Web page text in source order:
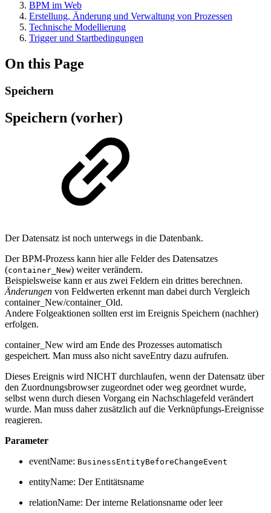
BPM im Web
Erstellung, Änderung und Verwaltung von Prozessen
Technische Modellierung
Trigger und Startbedingungen
On this Page
Speichern
Speichern (vorher)
Der Datensatz ist noch unterwegs in die Datenbank.
Der BPM-Prozess kann hier alle Felder des Datensatzes
(container_New) weiter verändern.
Beispielsweise kann er aus zwei Feldern ein drittes berechnen.
Änderungen von Feldwerten erkennt man dabei durch Vergleich
container_New/container_Old.
Andere Folgeaktionen sollten erst im Ereignis Speichern (nachher)
erfolgen.
container_New wird am Ende des Prozesses automatisch
gespeichert. Man muss also nicht saveEntry dazu aufrufen.
Dieses Ereignis wird NICHT durchlaufen, wenn der Datensatz über
den Zuordnungsbrowser zugeordnet oder weg geordnet wurde,
selbst wenn durch diesen Vorgang ein Nachschlagefeld verändert
wurde. Man muss daher zusätzlich auf die Verknüpfungs-Ereignisse
reagieren.
Parameter
eventName: BusinessEntityBeforeChangeEvent
entityName: Der Entitätsname
relationName: Der interne Relationsname oder leer